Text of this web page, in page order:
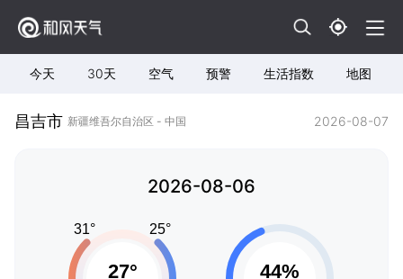
今天 30天 空气 预警 生活指数 地图
昌吉市 新疆维吾尔自治区 - 中国 2026-08-07
2026-08-06